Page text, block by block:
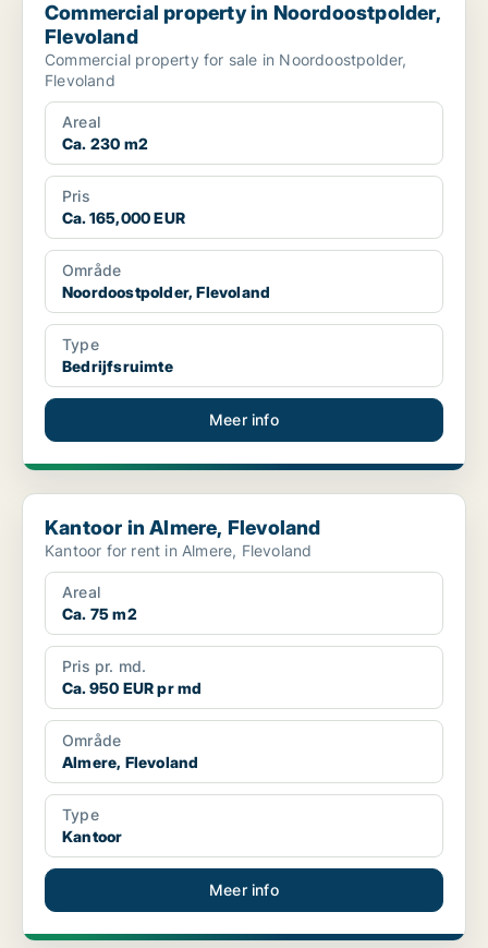
Commercial property in Noordoostpolder,
Flevoland
Commercial property for sale in Noordoostpolder,
Flevoland
Areal
Ca. 230 m2
Pris
Ca. 165,000 EUR
Område
Noordoostpolder, Flevoland
Type
Bedrijfsruimte
Meer info
Kantoor in Almere, Flevoland
Kantoor in Almere, Flevoland
Kantoor for rent in Almere, Flevoland
Areal
Ca. 75 m2
Pris pr. md.
Ca. 950 EUR pr md
Område
Almere, Flevoland
Type
Kantoor
Meer info